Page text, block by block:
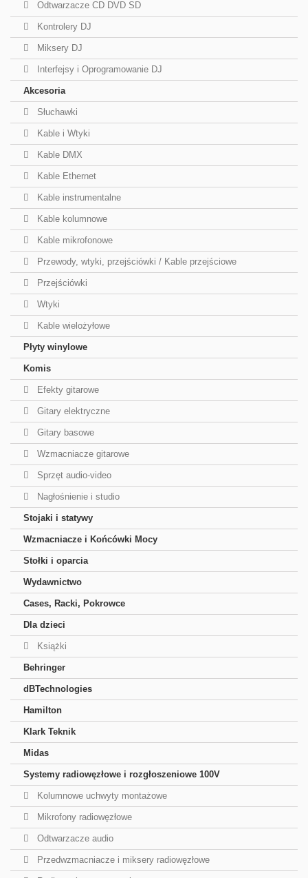
Odtwarzacze CD DVD SD
Kontrolery DJ
Miksery DJ
Interfejsy i Oprogramowanie DJ
Akcesoria
Słuchawki
Kable i Wtyki
Kable DMX
Kable Ethernet
Kable instrumentalne
Kable kolumnowe
Kable mikrofonowe
Przewody, wtyki, przejściówki / Kable przejściowe
Przejściówki
Wtyki
Kable wielożyłowe
Płyty winylowe
Komis
Efekty gitarowe
Gitary elektryczne
Gitary basowe
Wzmacniacze gitarowe
Sprzęt audio-video
Nagłośnienie i studio
Stojaki i statywy
Wzmacniacze i Końcówki Mocy
Stołki i oparcia
Wydawnictwo
Cases, Racki, Pokrowce
Dla dzieci
Książki
Behringer
dBTechnologies
Hamilton
Klark Teknik
Midas
Systemy radiowęzłowe i rozgłoszeniowe 100V
Kolumnowe uchwyty montażowe
Mikrofony radiowęzłowe
Odtwarzacze audio
Przedwzmacniacze i miksery radiowęzłowe